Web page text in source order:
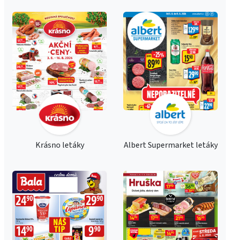
Krásno letáky Albert Supermarket letáky